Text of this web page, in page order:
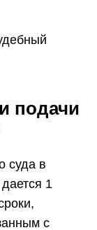
подачи
суда в
1
с